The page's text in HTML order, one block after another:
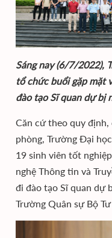
Sáng nay (6/7/2022),
tổ chức buổi gặp mặt
đào tạo Sĩ quan dự bị
Căn cứ theo quy định,
phòng, Trường Đại
19 sinh viên tốt
nghệ Thông tin và
đi đào tạo Sĩ quan dự
Trường Quân sự Bộ